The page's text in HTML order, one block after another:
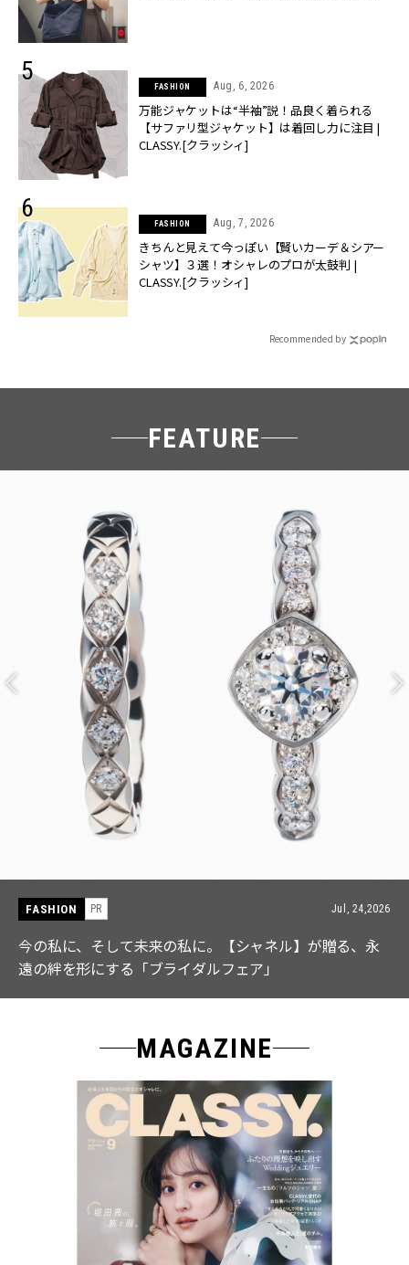
FASHION Aug, 6, 2026
万能ジャケットは“半袖”説！品良く着られる
【サファリ型ジャケット】は着回し力に注目 |
CLASSY.[クラッシィ]
FASHION Aug, 7, 2026
きちんと見えて今っぽい【賢いカーデ＆シアー
シャツ】３選！オシャレのプロが太鼓判 |
CLASSY.[クラッシィ]
Recommended by
FEATURE
Jul, 24,2026
贈る、永
【ICB】人気インフルエンサーと共同制作!
なる「名品ブラウス」２選
MAGAZINE